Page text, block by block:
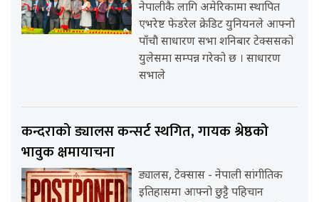
नेपालीकै लागि अमेरिकामा स्थापित
एभरेष्ट फेडरेल क्रेडिट युनियनले आफ्नो
पाँचौ साधारण सभा शनिबार टेक्ससको
युलेसमा सम्पन्न गरेको छ । साधारण
सभाले
कन्दराको ड्यालस कन्सर्ट स्थगित, गायक श्रेष्ठको
भावुक क्षमायाचना
ड्यालस, टेक्सास - नेपाली सांगीतिक
इतिहासमा आफ्नो छुट्टै पहिचान